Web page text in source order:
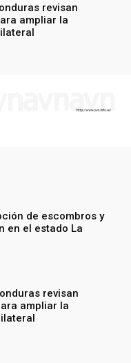
revisan
ampliar la
de escombros y
en el estado La
revisan
ampliar la